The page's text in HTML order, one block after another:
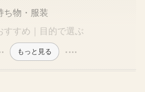
ち物・服装
すすめ｜目的で選ぶ
もっと見る